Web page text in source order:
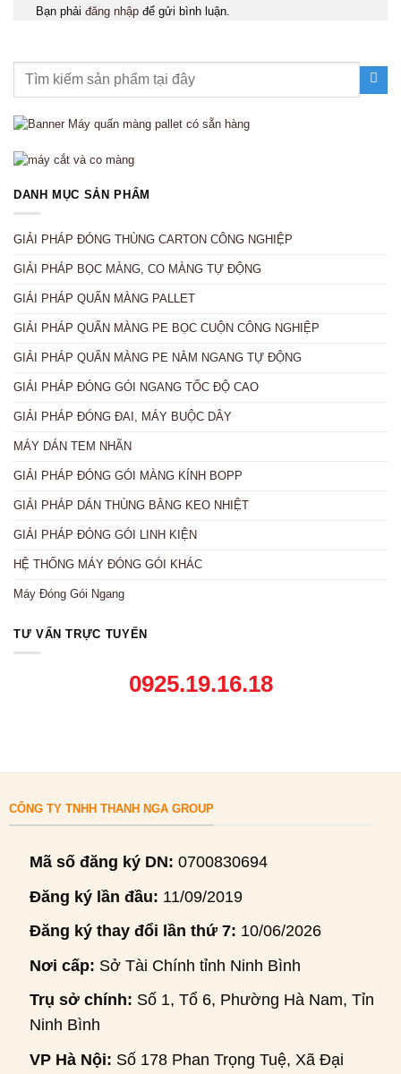
DANH MỤC SẢN PHẨM
GIẢI PHÁP ĐÓNG THÙNG CARTON CÔNG NGHIỆP
GIẢI PHÁP BỌC MÀNG, CO MÀNG TỰ ĐỘNG
GIẢI PHÁP QUẤN MÀNG PALLET
GIẢI PHÁP QUẤN MÀNG PE BỌC CUỘN CÔNG NGHIỆP
GIẢI PHÁP QUẤN MÀNG PE NẰM NGANG TỰ ĐỘNG
GIẢI PHÁP ĐÓNG GÓI NGANG TỐC ĐỘ CAO
GIẢI PHÁP ĐÓNG ĐAI, MÁY BUỘC DÂY
MÁY DÁN TEM NHÃN
GIẢI PHÁP ĐÓNG GÓI MÀNG KÍNH BOPP
GIẢI PHÁP DÁN THÙNG BẰNG KEO NHIỆT
GIẢI PHÁP ĐÓNG GÓI LINH KIỆN
HỆ THỐNG MÁY ĐÓNG GÓI KHÁC
Máy Đóng Gói Ngang
TƯ VẤN TRỰC TUYẾN
0925.19.16.18
Bạn phải đăng nhập để gửi bình luận.
CÔNG TY TNHH THANH NGA GROUP
Mã số đăng ký DN: 0700830694
Đăng ký lần đầu: 11/09/2019
Đăng ký thay đổi lần thứ 7: 10/06/2026
Nơi cấp: Sở Tài Chính tỉnh Ninh Bình
Trụ sở chính: Số 1, Tổ 6, Phường Hà Nam, Tỉnh
Ninh Bình
VP Hà Nội: Số 178 Phan Trọng Tuệ, Xã Đại